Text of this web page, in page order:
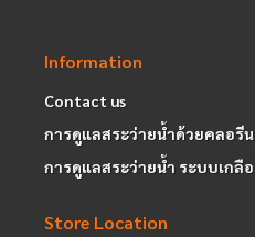
Information
Contact us
การดูแลสระว่ายน้ำด้วยคลอรีน
การดูแลสระว่ายน้ำ ระบบเกลือ
Store Location